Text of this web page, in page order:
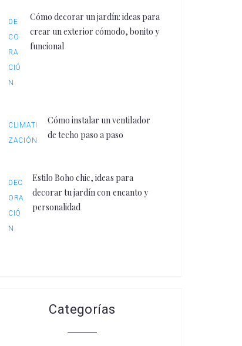
DE
CO
RA
CIÓ
N
Cómo decorar un jardín: ideas para
crear un exterior cómodo, bonito y
funcional
CLIMATI
ZACIÓN
Cómo instalar un ventilador
de techo paso a paso
DEC
ORA
CIÓ
N
Estilo Boho chic, ideas para
decorar tu jardín con encanto y
personalidad
Categorías